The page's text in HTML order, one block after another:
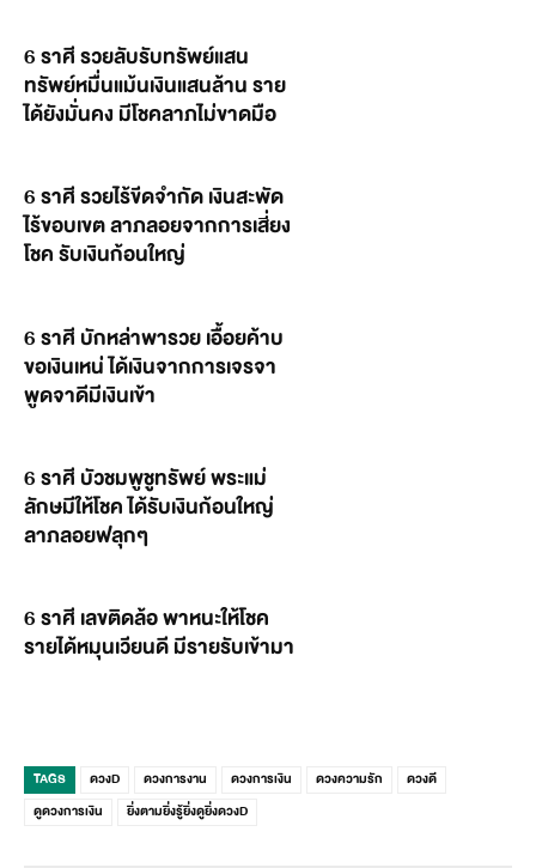
6 ราศี รวยลับรับทรัพย์แสน
ทรัพย์หมื่นแม้นเงินแสนล้าน ราย
ได้ยังมั่นคง มีโชคลาภไม่ขาดมือ
6 ราศี รวยไร้ขีดจำกัด เงินสะพัด
ไร้ขอบเขต ลาภลอยจากการเสี่ยง
โชค รับเงินก้อนใหญ่
6 ราศี บักหล่าพารวย เอื้อยค้าบ
ขอเงินเหน่ ได้เงินจากการเจรจา
พูดจาดีมีเงินเข้า
6 ราศี บัวชมพูชูทรัพย์ พระแม่
ลักษมีให้โชค ได้รับเงินก้อนใหญ่
ลาภลอยฟลุกๆ
6 ราศี เลขติดล้อ พาหนะให้โชค
รายได้หมุนเวียนดี มีรายรับเข้ามา
TAGS ดวงD ดวงการงาน ดวงการเงิน ดวงความรัก
ดวงดี
ดูดวงการเงิน
ยิ่งตามยิ่งรู้ยิ่งดูยิ่งดวงD